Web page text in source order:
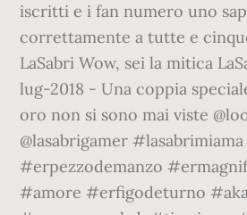
iscritti e i fan numero uno
correttamente a tutte e
LaSabri Wow, sei la mitica
lug-2018 - Una coppia
oro non si sono mai viste
@lasabrigamer
#erpezzodemanzo
#amore #erfigodeturno